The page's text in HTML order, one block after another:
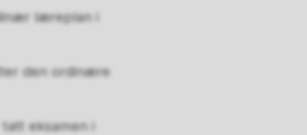
læreplan i
den ordinære
eksamen i